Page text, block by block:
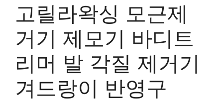
고릴라왁싱 모근제
거기 제모기 바디트
리머 발 각질 제거기
겨드랑이 반영구